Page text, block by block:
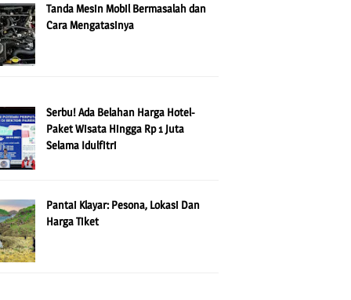
Tanda Mesin Mobil Bermasalah dan
Cara Mengatasinya
Serbu! Ada Belahan Harga Hotel-
Paket Wisata Hingga Rp 1 Juta
Selama Idulfitri
Pantai Klayar: Pesona, Lokasi Dan
Harga Tiket